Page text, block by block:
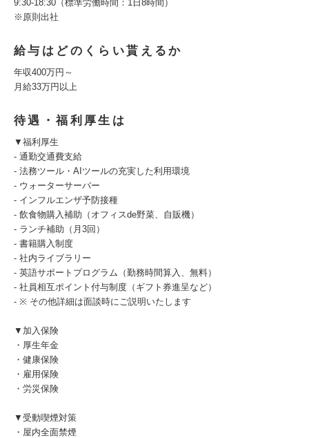
9:30-18:30（標準労働時間：1日8時間）
※原則出社
給与はどのくらい貰えるか
年収400万円～
月給33万円以上
待遇・福利厚生は
▼福利厚生
- 通勤交通費支給
- 法務ツール・AIツールの充実した利用環境
- ウォーターサーバー
- インフルエンザ予防接種
- 飲食物購入補助（オフィスde野菜、自販機）
- ランチ補助（月3回）
- 書籍購入制度
- 社内ライブラリー
- 英語サポートプログラム（勤務時間算入、無料）
- 社員相互ポイント付与制度（ギフト券進呈など）
- ※ その他詳細は面談時にご説明いたします
▼加入保険
・厚生年金
・健康保険
・雇用保険
・労災保険
▼受動喫煙対策
・屋内全面禁煙